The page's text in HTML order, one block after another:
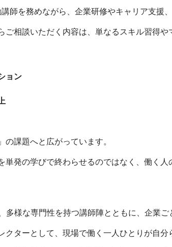
師を務めながら、企業研修やキャリア支援
ご相談いただく内容は、単なるスキル習得や
ョン
の課題へと広がっています。
単発の学びで終わらせるのではなく、働く
様な専門性を持つ講師陣とともに、企業
クターとして、現場で働く一人ひとりが自